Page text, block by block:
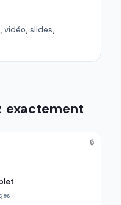
vidéo, slides,
exactement
🔒